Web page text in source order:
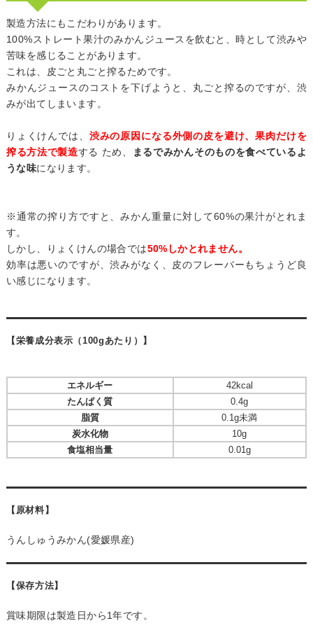
製造方法にもこだわりがあります。
100%ストレート果汁のみかんジュースを飲むと、時として渋みや
苦味を感じることがあります。
これは、皮ごと丸ごと搾るためです。
みかんジュースのコストを下げようと、丸ごと搾るのですが、渋
みが出てしまいます。
りょくけんでは、 渋みの原因になる外側の皮を避け、果肉だけを
搾る方法で製造する ため、
まるでみかんそのものを食べているよ
うな味になります。
※通常の搾り方ですと、みかん重量に対して60%の果汁がとれま
す。
しかし、りょくけんの場合では50%しかとれません。
効率は悪いのですが、渋みがなく、皮のフレーバーもちょうど良
い感じになります。
【栄養成分表示（100gあたり）】
エネルギー
42kcal
たんぱく質
0.4g
脂質
0.1g未満
炭水化物
10g
食塩相当量
0.01g
【原材料】
うんしゅうみかん(愛媛県産)
【保存方法】
賞味期限は製造日から1年です。